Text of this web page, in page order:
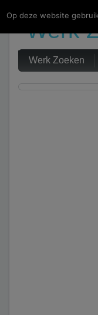
Werk
Werk Zoeken
Op deze website